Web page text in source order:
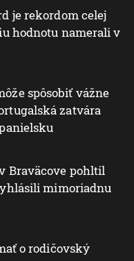
je rekordom celej
hodnotu namerali v
spôsobiť vážne
zatvára
Braväcove pohltil
mimoriadnu
o rodičovský